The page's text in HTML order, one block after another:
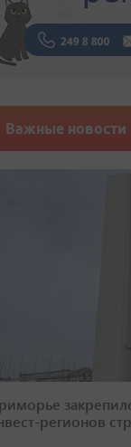
Важные новости
регионов